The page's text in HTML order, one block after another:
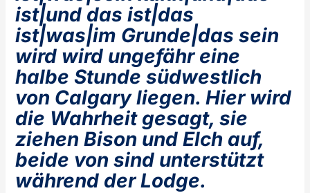
ist|und das ist|das
ist|was|im Grunde|das sein
wird wird ungefähr eine
halbe Stunde südwestlich
von Calgary liegen. Hier wird
die Wahrheit gesagt, sie
ziehen Bison und Elch auf,
beide von sind unterstützt
während der Lodge.